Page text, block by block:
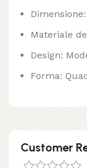
Materiale
Design:
Forma:
Customer